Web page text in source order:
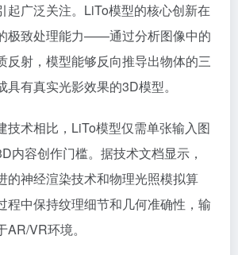
起广泛关注。LiTo模型的核心创新在
极致处理能力——通过分析图像中的
反射，模型能够反向推导出物体的三
有真实光影效果的3D模型。
技术相比，LiTo模型仅需单张输入图
内容创作门槛。据技术文档显示，
的神经渲染技术和物理光照模拟算
程中保持纹理细节和几何准确性，输
VR环境。